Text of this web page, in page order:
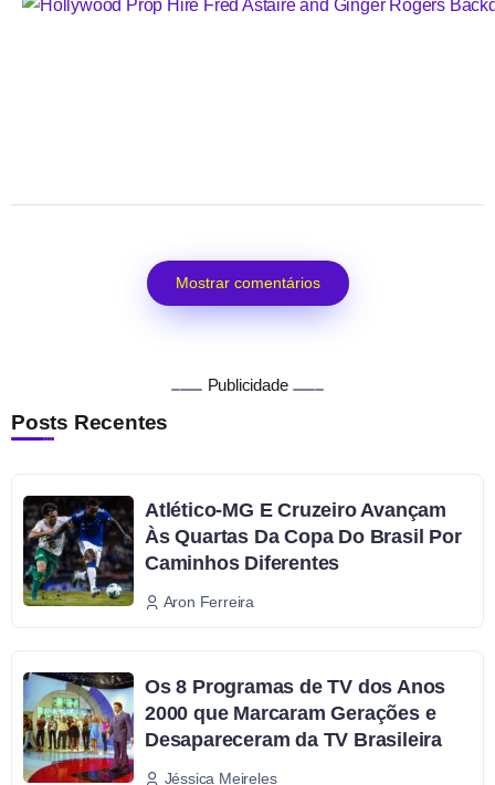
Mostrar comentários
Publicidade
Posts Recentes
Atlético-MG E Cruzeiro Avançam
Às Quartas Da Copa Do Brasil Por
Caminhos Diferentes
Aron Ferreira
Os 8 Programas de TV dos Anos
2000 que Marcaram Gerações e
Desapareceram da TV Brasileira
Jéssica Meireles